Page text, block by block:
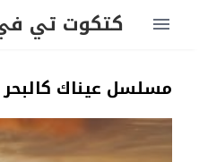
كتكوت تي
مسلسل عيناك كالبحر